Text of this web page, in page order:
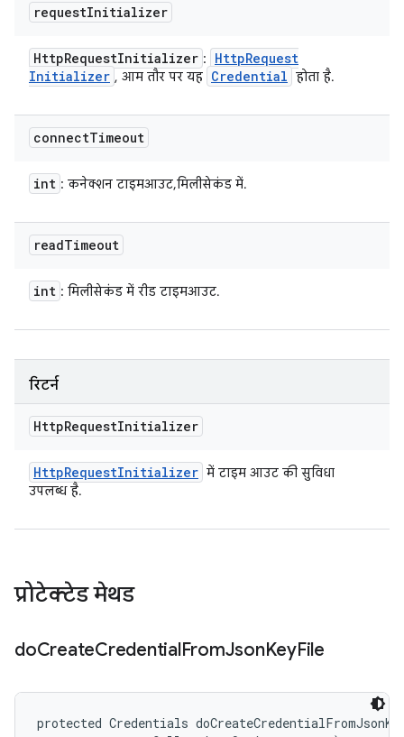
requestInitializer
HttpRequestInitializer : HttpRequest
Initializer , आम तौर पर यह Credential होता है.
connectTimeout
int : कनेक्शन टाइमआउट, मिलीसेकंड में.
readTimeout
int : मिलीसेकंड में रीड टाइमआउट.
रिटर्न
HttpRequestInitializer
HttpRequestInitializer में टाइम आउट की सुविधा
उपलब्ध है.
प्रोटेक्टेड मेथड
doCreateCredentialFromJsonKeyFile
protected Credentials